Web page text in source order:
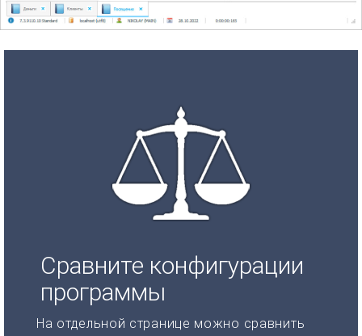
Сравните конфигурации
программы
На отдельной странице можно сравнить